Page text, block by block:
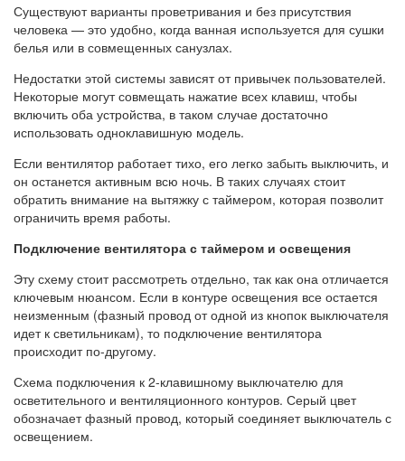
Существуют варианты проветривания и без присутствия
человека — это удобно, когда ванная используется для сушки
белья или в совмещенных санузлах.
Недостатки этой системы зависят от привычек пользователей.
Некоторые могут совмещать нажатие всех клавиш, чтобы
включить оба устройства, в таком случае достаточно
использовать одноклавишную модель.
Если вентилятор работает тихо, его легко забыть выключить, и
он останется активным всю ночь. В таких случаях стоит
обратить внимание на вытяжку с таймером, которая позволит
ограничить время работы.
Подключение вентилятора с таймером и освещения
Эту схему стоит рассмотреть отдельно, так как она отличается
ключевым нюансом. Если в контуре освещения все остается
неизменным (фазный провод от одной из кнопок выключателя
идет к светильникам), то подключение вентилятора
происходит по-другому.
Схема подключения к 2-клавишному выключателю для
осветительного и вентиляционного контуров. Серый цвет
обозначает фазный провод, который соединяет выключатель с
освещением.